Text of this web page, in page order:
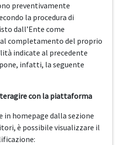
preventivamente
la procedura di
dall’Ente come
completamento del proprio
indicate al precedente
infatti, la seguente
con la piattaforma
homepage dalla sezione
è possibile visualizzare il